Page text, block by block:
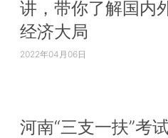
讲，带你了解国内
经济大局
2022年04月06日
河南“三支一扶”考